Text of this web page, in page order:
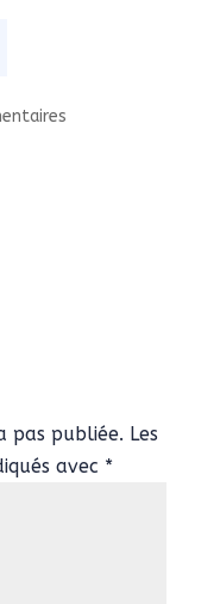
pas publiée. Les
avec *